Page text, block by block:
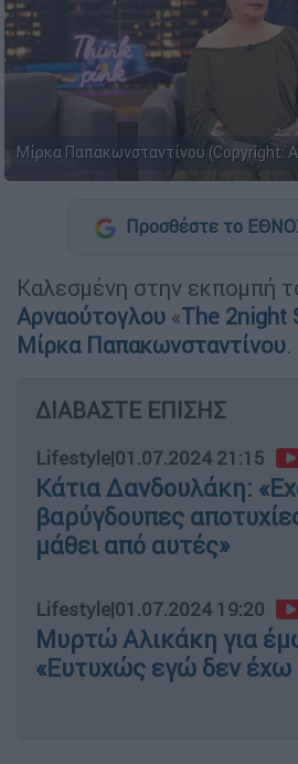
Μίρκα Παπακωνσταντίνου (Copyright:
Προσθέστε το
Καλεσμένη στην εκπομπή
Αρναούτογλου «The 2night
Μίρκα Παπακωνσταντίνου.
ΔΙΑΒΑΣΤΕ ΕΠΙΣΗΣ
Lifestyle|01.07.2024 21:15
Κάτια Δανδουλάκη:
βαρύγδουπες
μάθει από αυτές»
Lifestyle|01.07.2024 19:20
Μυρτώ Αλικάκη για
«Ευτυχώς εγώ δεν έχω